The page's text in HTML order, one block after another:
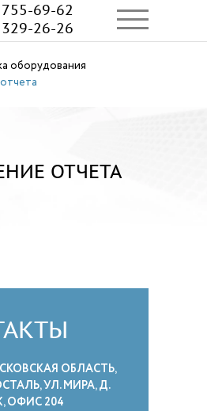
69-62
26-26
оборудования
ОТЧЕТА
ОБЛАСТЬ,
УЛ. МИРА, Д.
ОФИС 204